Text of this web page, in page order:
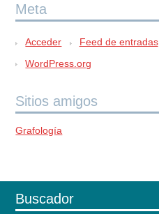
Meta
Acceder Feed de entradas
WordPress.org
Sitios amigos
Grafología
Buscador